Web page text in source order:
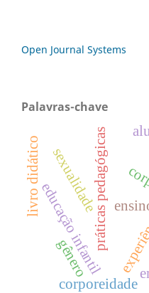
Open Journal Systems
Palavras-chave
práticas pedagógicas
educação infantil
gênero
sexualidade
corporeidade
livro didático